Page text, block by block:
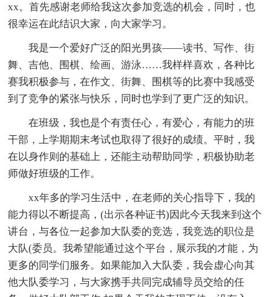
xx。首先感谢老师给我这次参加竞选的机会，同时，也
很幸运在此结识大家，向大家学习。
我是一个爱好广泛的阳光男孩——读书、写作、街
舞、吉他、围棋、绘画、游泳……我样样喜欢，各种比
赛我积极参与，在作文、街舞、围棋等的比赛中我感受
到了竞争的紧张与快乐，同时也学到了更广泛的知识。
在班级，我也是个有责任心，有爱心，有能力的班
干部，上学期期末考试也取得了很好的成绩。平时，我
在以身作则的基础上，还能主动帮助同学，积极协助老
师做好班级的工作。
xx年多的学习生活中，在老师的关心指导下，我的
能力得以不断提高，(出示各种证书)因此今天我来到这个
讲台，与各位一起参加大队委的竞选，我竞选的职位是
大队(委员。我希望能通过这个平台，展示我的才能，为
更多的同学们服务。如果能加入大队委，我会虚心向其
他大队委学习，与大家携手共同完成辅导员交给的任